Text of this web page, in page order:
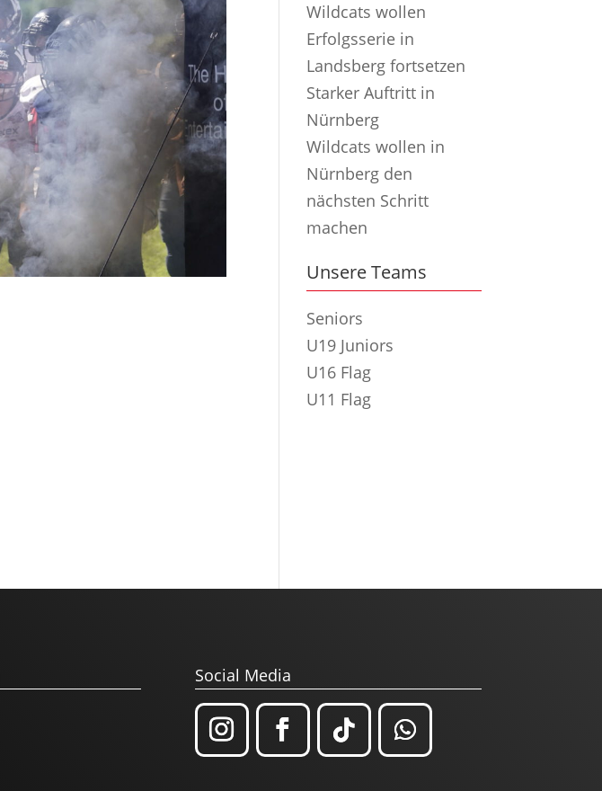
Wildcats wollen
Erfolgsserie in
Landsberg fortsetzen
Starker Auftritt in
Nürnberg
Wildcats wollen in
Nürnberg den
nächsten Schritt
machen
Unsere Teams
Seniors
U19 Juniors
U16 Flag
U11 Flag
Social Media